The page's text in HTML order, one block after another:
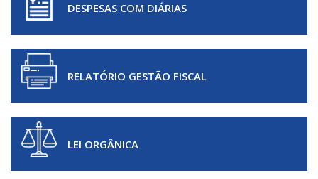
DESPESAS COM DIÁRIAS
RELATÓRIO GESTÃO FISCAL
LEI ORGÂNICA